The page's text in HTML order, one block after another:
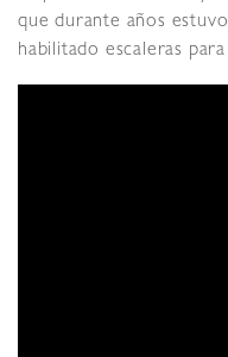
que durante años
habilitado escaleras